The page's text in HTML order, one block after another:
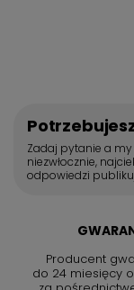
Zadaj pytanie a
niezwłocznie,
odpowiedzi
Producent
do 24 miesięcy